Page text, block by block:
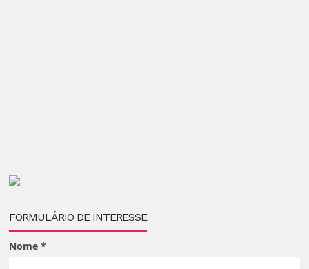
FORMULÁRIO DE INTERESSE
Nome *